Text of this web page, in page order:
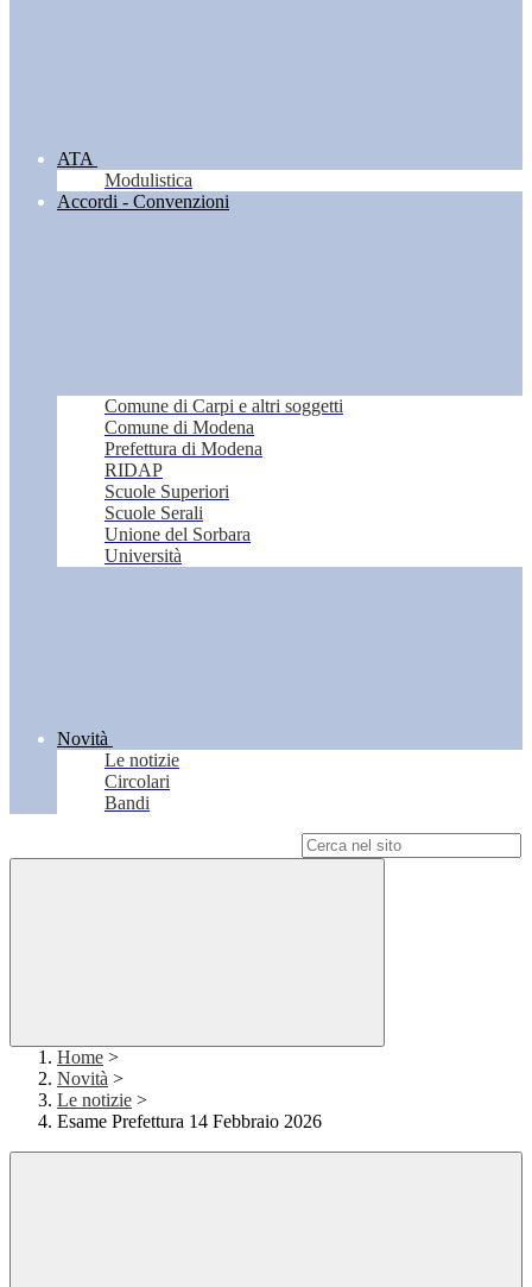
ATA
Modulistica
Accordi - Convenzioni
Comune di Carpi e altri soggetti
Comune di Modena
Prefettura di Modena
RIDAP
Scuole Superiori
Scuole Serali
Unione del Sorbara
Università
Novità
Le notizie
Circolari
Bandi
Home >
Novità >
Le notizie >
Esame Prefettura 14 Febbraio 2026